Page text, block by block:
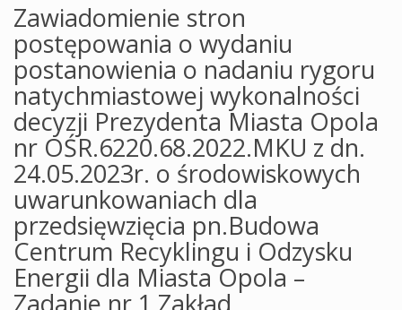
Zawiadomienie stron
postępowania o wydaniu
postanowienia o nadaniu rygoru
natychmiastowej wykonalności
decyzji Prezydenta Miasta Opola
nr OŚR.6220.68.2022.MKU z dn.
24.05.2023r. o środowiskowych
uwarunkowaniach dla
przedsięwzięcia pn.Budowa
Centrum Recyklingu i Odzysku
Energii dla Miasta Opola –
Zadanie nr 1 Zakład